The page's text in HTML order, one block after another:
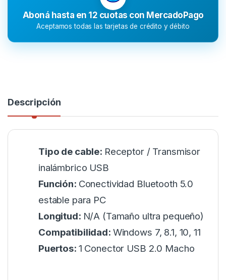
Aboná hasta en 12 cuotas con MercadoPago
Aceptamos todas las tarjetas de crédito y débito
Descripción
Tipo de cable: Receptor / Transmisor
inalámbrico USB
Función: Conectividad Bluetooth 5.0
estable para PC
Longitud: N/A (Tamaño ultra pequeño)
Compatibilidad: Windows 7, 8.1, 10, 11
Puertos: 1 Conector USB 2.0 Macho